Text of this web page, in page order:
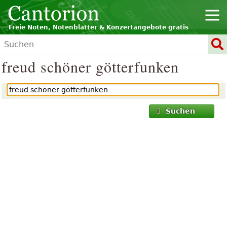
Freie Noten, Notenblätter & Konzertangebote gratis
freud schöner götterfunken
Suchen